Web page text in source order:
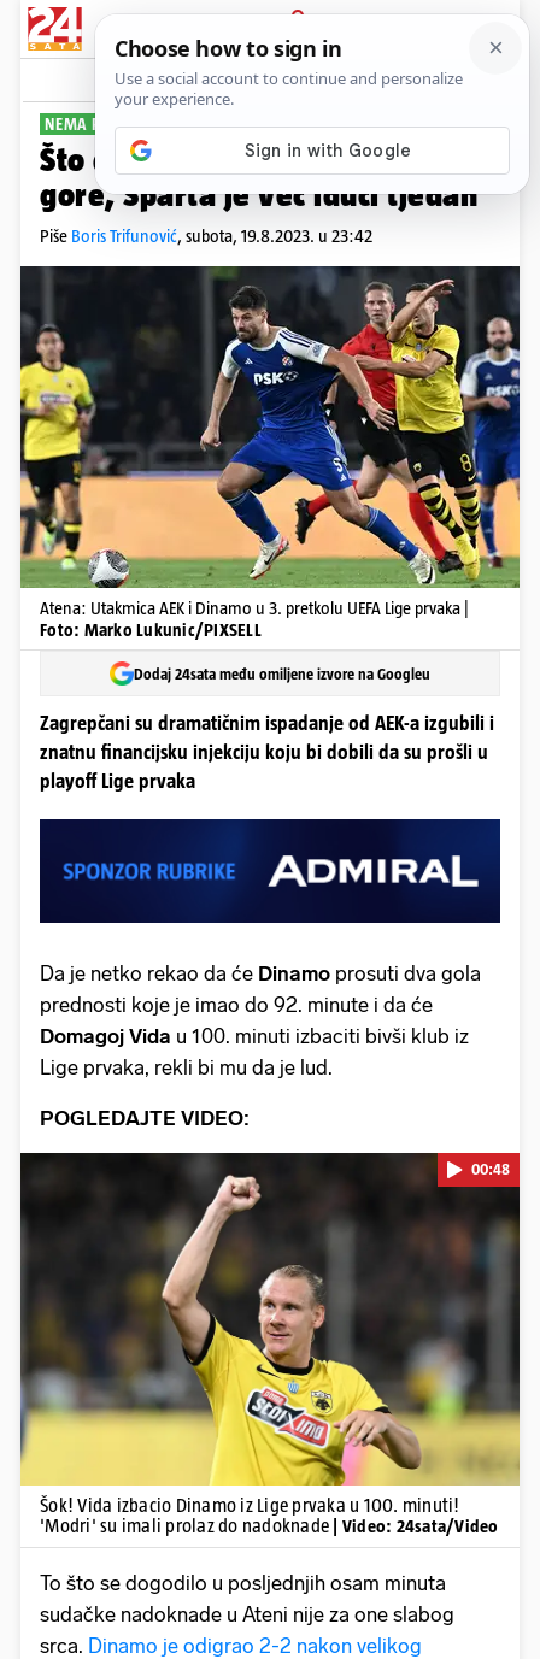
PRIJAVA
Sport Komentari
NEMA PLAKANJA
Što dalje čeka Dinamo? Glavu
gore, Sparta je već idući tjedan
Piše Boris Trifunović, subota, 19.8.2023. u 23:42
Atena: Utakmica AEK i Dinamo u 3. pretkolu UEFA Lige prvaka |
Foto: Marko Lukunic/PIXSELL
Dodaj 24sata među omiljene izvore na Googleu
Zagrepčani su dramatičnim ispadanje od AEK-a izgubili i
znatnu financijsku injekciju koju bi dobili da su prošli u
playoff Lige prvaka
Da je netko rekao da će Dinamo prosuti dva gola
prednosti koje je imao do 92. minute i da će
Domagoj Vida u 100. minuti izbaciti bivši klub iz
Lige prvaka, rekli bi mu da je lud.
POGLEDAJTE VIDEO:
Pokretanje videa...
00:48
Šok! Vida izbacio Dinamo iz Lige prvaka u 100. minuti!
'Modri' su imali prolaz do nadoknade
| Video: 24sata/Video
To što se dogodilo u posljednjih osam minuta
sudačke nadoknade u Ateni nije za one slabog
srca. Dinamo je odigrao 2-2 nakon velikog